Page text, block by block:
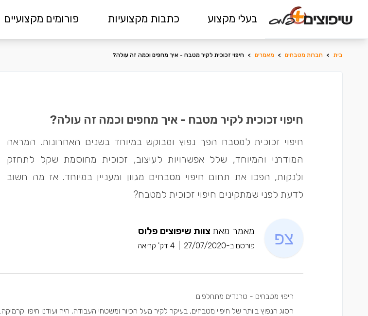
בעלי מקצוע כתבות מקצועיות פורומים מקצועיים
בית > חברות מטבחים > מאמרים > חיפוי זכוכית לקיר מטבח - איך מחפים וכמה זה עולה?
חיפוי זכוכית לקיר מטבח - איך מחפים וכמה זה עולה?
חיפוי זכוכית למטבח הפך נפוץ ומבוקש במיוחד בשנים האחרונות. המראה
המודרני והמיוחד, שלל אפשרויות לעיצוב, זכוכית מחוסמת שקל לתחזק
ולנקות, הפכו את תחום חיפוי מטבחים מגוון ומעניין במיוחד. אז מה חשוב
לדעת לפני שמתקינים חיפוי זכוכית למטבח?
מאמר מאת צוות שיפוצים פלוס
פורסם ב-27/07/2020 4 דק' קריאה
חיפוי מטבחים - טרנדים מתחלפים
הסוג הנפוץ ביותר של חיפוי מטבחים, בעיקר לקיר מעל הכיור ומשטחי העבודה, היה ועודנו חיפוי קרמיקה.